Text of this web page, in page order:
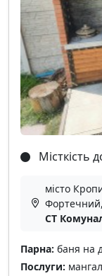
Місткість
місто
Фортечний,
СТ
Парна: баня на
Послуги: